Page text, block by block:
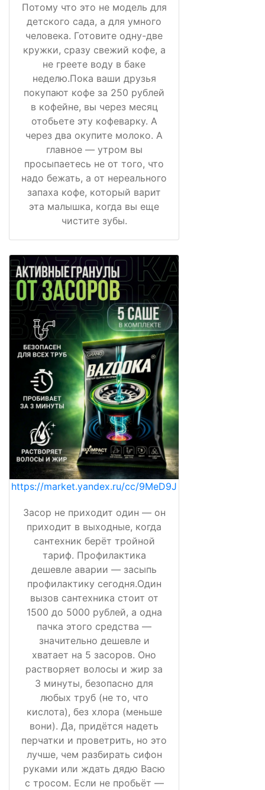
Потому что это не модель для
детского сада, а для умного
человека. Готовите одну-две
кружки, сразу свежий кофе, а
не греете воду в баке
неделю.Пока ваши друзья
покупают кофе за 250 рублей
в кофейне, вы через месяц
отобьете эту кофеварку. А
через два окупите молоко. А
главное — утром вы
просыпаетесь не от того, что
надо бежать, а от нереального
запаха кофе, который варит
эта малышка, когда вы еще
чистите зубы.
https://market.yandex.ru/cc/9MeD9J
Засор не приходит один — он
приходит в выходные, когда
сантехник берёт тройной
тариф. Профилактика
дешевле аварии — засыпь
профилактику сегодня.Один
вызов сантехника стоит от
1500 до 5000 рублей, а одна
пачка этого средства —
значительно дешевле и
хватает на 5 засоров. Оно
растворяет волосы и жир за
3 минуты, безопасно для
любых труб (не то, что
кислота), без хлора (меньше
вони). Да, придётся надеть
перчатки и проветрить, но это
лучше, чем разбирать сифон
руками или ждать дядю Васю
с тросом. Если не пробьёт —